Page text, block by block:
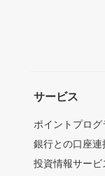
サービス
ポイントプログ
銀行との口座連
投資情報サービ